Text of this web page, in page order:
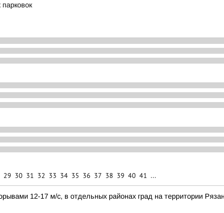
29 30 31 32 33 34 35 36 37 38 39 40 41 ...
12-17 м/с, в отдельных районах град на территории